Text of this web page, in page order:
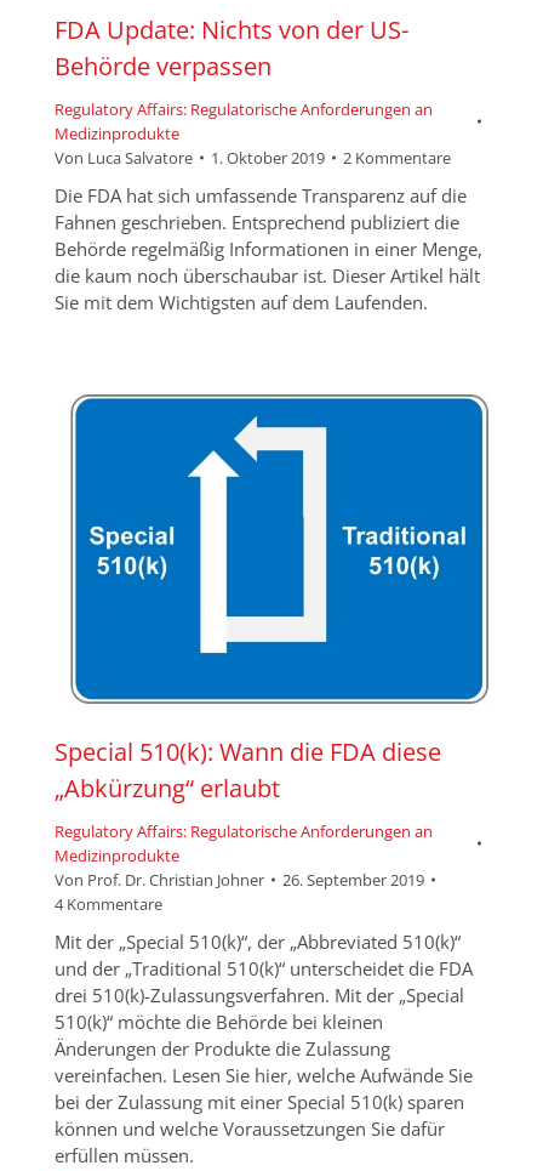
FDA Update: Nichts von der US-
Behörde verpassen
Regulatory Affairs: Regulatorische Anforderungen an
Medizinprodukte
Von Luca Salvatore 1. Oktober 2019 2 Kommentare
Die FDA hat sich umfassende Transparenz auf die
Fahnen geschrieben. Entsprechend publiziert die
Behörde regelmäßig Informationen in einer Menge,
die kaum noch überschaubar ist. Dieser Artikel hält
Sie mit dem Wichtigsten auf dem Laufenden.
Special 510(k): Wann die FDA diese
„Abkürzung“ erlaubt
Regulatory Affairs: Regulatorische Anforderungen an
Medizinprodukte
Von Prof. Dr. Christian Johner
26. September 2019
4 Kommentare
Mit der „Special 510(k)“, der „Abbreviated 510(k)“
und der „Traditional 510(k)“ unterscheidet die FDA
drei 510(k)-Zulassungsverfahren. Mit der „Special
510(k)“ möchte die Behörde bei kleinen
Änderungen der Produkte die Zulassung
vereinfachen. Lesen Sie hier, welche Aufwände Sie
bei der Zulassung mit einer Special 510(k) sparen
können und welche Voraussetzungen Sie dafür
erfüllen müssen.